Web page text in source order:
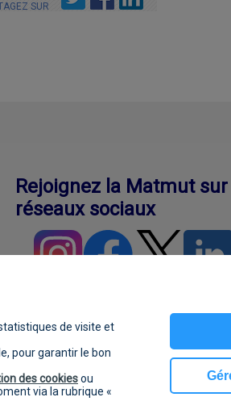
SUR
Rejoignez la Matmut
réseaux sociaux
de visite et
pour garantir le bon
des cookiesou
via la rubrique «